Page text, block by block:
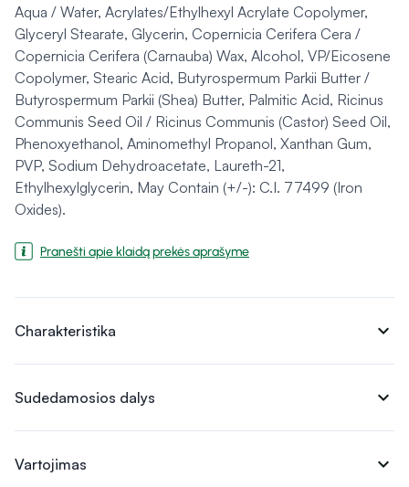
Aqua / Water, Acrylates/Ethylhexyl Acrylate Copolymer,
Glyceryl Stearate, Glycerin, Copernicia Cerifera Cera /
Copernicia Cerifera (Carnauba) Wax, Alcohol, VP/Eicosene
Copolymer, Stearic Acid, Butyrospermum Parkii Butter /
Butyrospermum Parkii (Shea) Butter, Palmitic Acid, Ricinus
Communis Seed Oil / Ricinus Communis (Castor) Seed Oil,
Phenoxyethanol, Aminomethyl Propanol, Xanthan Gum,
PVP, Sodium Dehydroacetate, Laureth-21,
Ethylhexylglycerin, May Contain (+/-): C.I. 77499 (Iron
Oxides).
Pranešti apie klaidą prekės aprašyme
Charakteristika expand_more
Sudedamosios dalys expand_more
Vartojimas expand_more